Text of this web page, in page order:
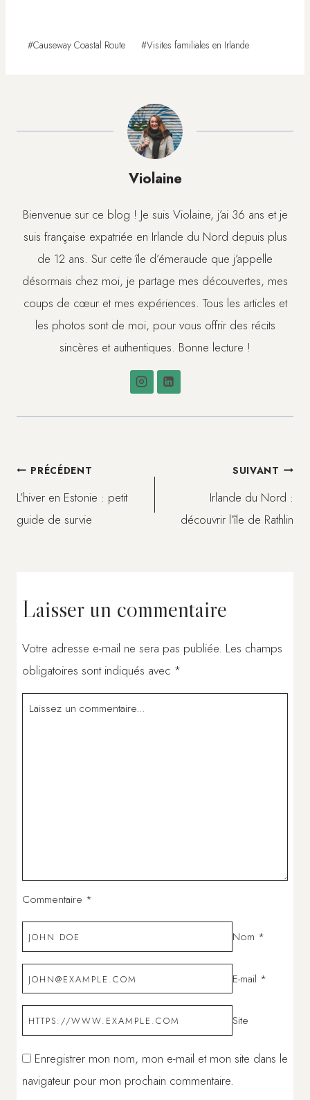
Étiquettes
#Causeway Coastal Route #Visites familiales en Irlande
Violaine
Bienvenue sur ce blog ! Je suis Violaine, j’ai 36 ans et je
suis française expatriée en Irlande du Nord depuis plus
de 12 ans. Sur cette île d’émeraude que j’appelle
désormais chez moi, je partage mes découvertes, mes
coups de cœur et mes expériences. Tous les articles et
les photos sont de moi, pour vous offrir des récits
sincères et authentiques. Bonne lecture !
Navigation
de
PRÉCÉDENT
L’hiver en Estonie : petit
guide de survie
SUIVANT
Irlande du Nord :
découvrir l’île de Rathlin
Laisser un commentaire
Votre adresse e-mail ne sera pas publiée. Les champs
obligatoires sont indiqués avec *
Commentaire *
Nom *
E-mail *
Site
Enregistrer mon nom, mon e-mail et mon site dans le
navigateur pour mon prochain commentaire.